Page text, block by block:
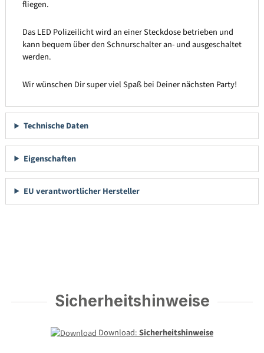
fliegen.
Das LED Polizeilicht wird an einer Steckdose betrieben und
kann bequem über den Schnurschalter an- und ausgeschaltet
werden.
Wir wünschen Dir super viel Spaß bei Deiner nächsten Party!
Technische Daten
Eigenschaften
EU verantwortlicher Hersteller
Sicherheitshinweise
Download:Sicherheitshinweise